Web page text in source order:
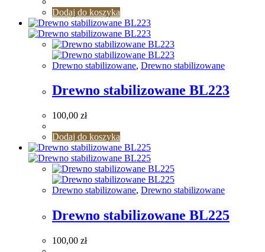
Dodaj do koszyka
Drewno stabilizowane, Drewno stabilizowane
Drewno stabilizowane BL223
100,00 zł
Dodaj do koszyka
Drewno stabilizowane, Drewno stabilizowane
Drewno stabilizowane BL225
100,00 zł